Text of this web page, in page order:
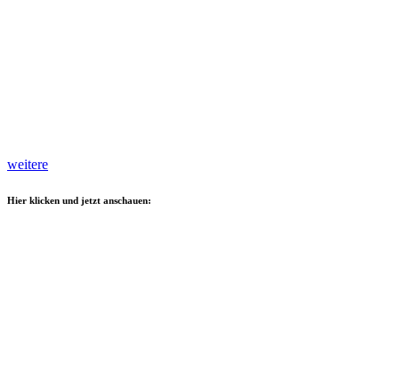
weitere
Hier klicken und jetzt anschauen: